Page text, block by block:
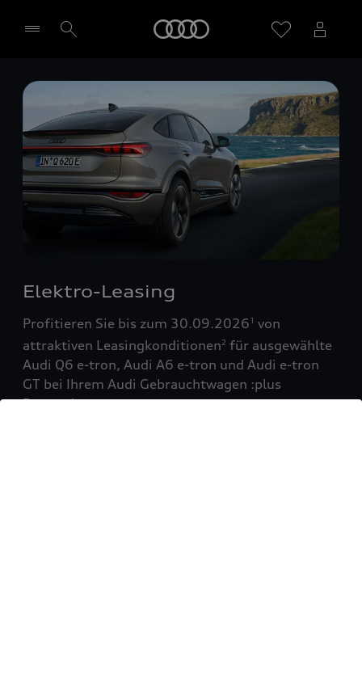
Händler wählen
Elektro-Leasing
Profitieren Sie bis zum 30.09.20261 von
attraktiven Leasingkonditionen2 für ausgewählte
Audi Q6 e-tron, Audi A6 e-tron und Audi e-tron
GT bei Ihrem Audi Gebrauchtwagen :plus
Partner!